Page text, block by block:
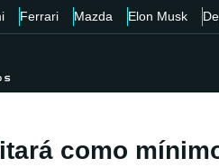
Ferrari Mazda Elon Musk
como